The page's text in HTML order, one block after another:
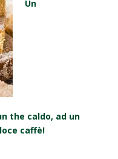
Un
the caldo, ad un
caffè!